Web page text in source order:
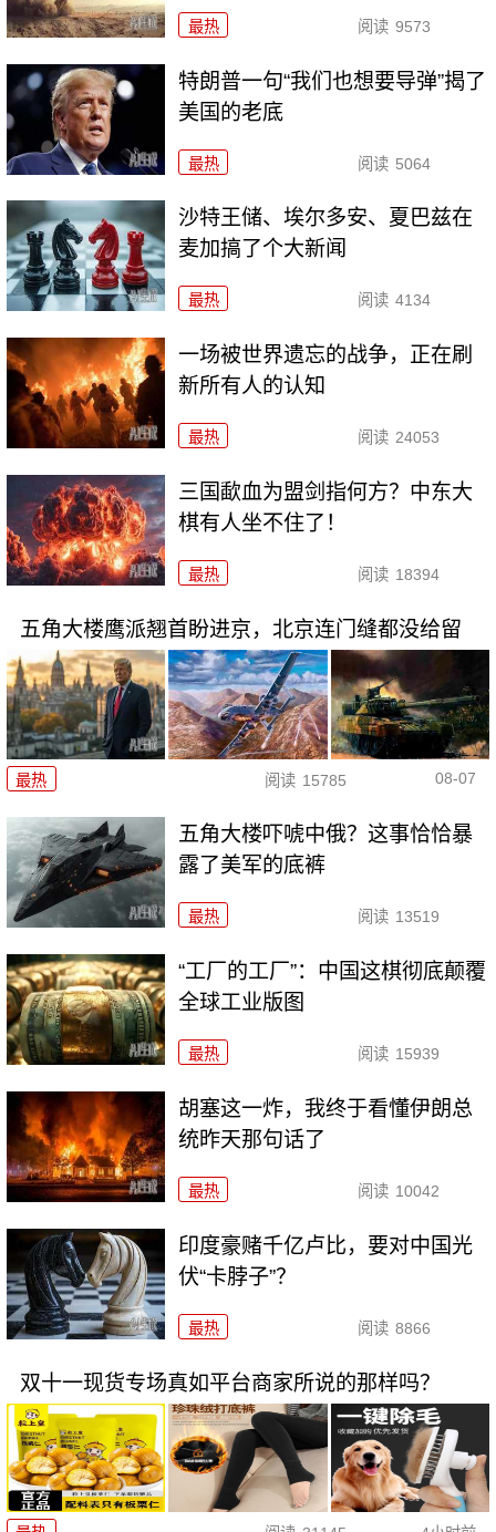
最热 阅读 9573
特朗普一句“我们也想要导弹”揭了
美国的老底
最热 阅读 5064
沙特王储、埃尔多安、夏巴兹在
麦加搞了个大新闻
最热 阅读 4134
一场被世界遗忘的战争，正在刷
新所有人的认知
最热 阅读 24053
三国歃血为盟剑指何方？中东大
棋有人坐不住了！
最热 阅读 18394
五角大楼鹰派翘首盼进京，北京连门缝都没给留
最热 阅读 15785 08-07
五角大楼吓唬中俄？这事恰恰暴
露了美军的底裤
最热 阅读 13519
“工厂的工厂”：中国这棋彻底颠覆
全球工业版图
最热 阅读 15939
胡塞这一炸，我终于看懂伊朗总
统昨天那句话了
最热 阅读 10042
印度豪赌千亿卢比，要对中国光
伏“卡脖子”？
最热 阅读 8866
双十一现货专场真如平台商家所说的那样吗？